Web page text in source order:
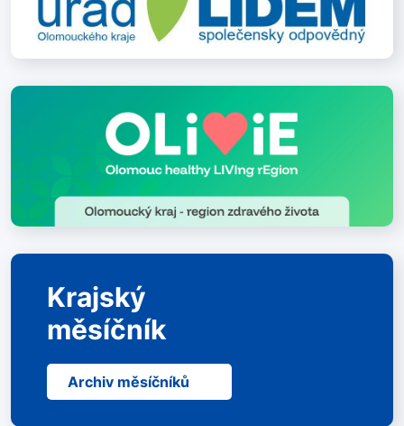
Krajský
měsíčník
Archiv měsíčníků